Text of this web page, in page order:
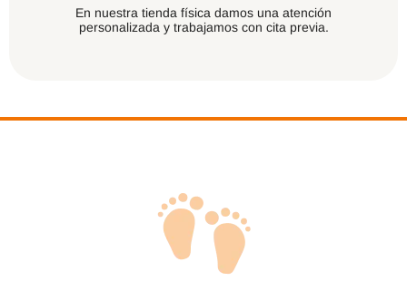
En nuestra tienda física damos una atención
personalizada y trabajamos con cita previa.